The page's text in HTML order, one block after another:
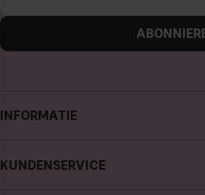
INFORMATIE
Über CAIA Cosmetics
KUNDENSERVICE